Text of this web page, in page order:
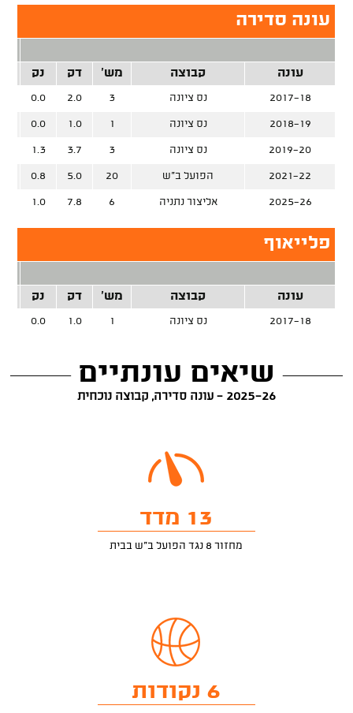
עונה סדירה
עונה
קבוצה מש' דק נק
2017-18 נס ציונה 3
2.0
0.0
2018-19 נס ציונה 1
1.0
0.0
2019-20 נס ציונה 3
3.7
1.3
2021-22 הפועל ב"ש 20
5.0
0.8
2025-26 אליצור נתניה 6
7.8
1.0
פלייאוף
עונה
קבוצה מש' דק נק
2017-18 נס ציונה 1
1.0
0.0
שיאים עונתיים
2025-26 - עונה סדירה, קבוצה נוכחית
13 מדד
מחזור 8 נגד הפועל ב"ש בבית
6 נקודות